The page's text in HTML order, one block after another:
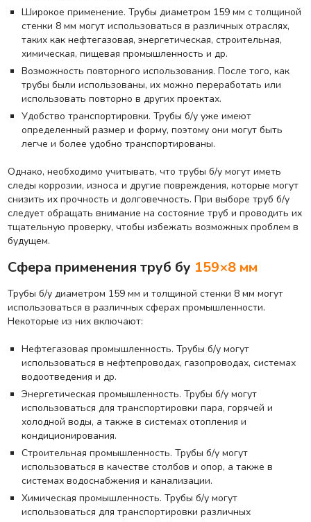
Широкое применение. Трубы диаметром 159 мм с толщиной
стенки 8 мм могут использоваться в различных отраслях,
таких как нефтегазовая, энергетическая, строительная,
химическая, пищевая промышленность и др.
Возможность повторного использования. После того, как
трубы были использованы, их можно переработать или
использовать повторно в других проектах.
Удобство транспортировки. Трубы б/у уже имеют
определенный размер и форму, поэтому они могут быть
легче и более удобно транспортированы.
Однако, необходимо учитывать, что трубы б/у могут иметь
следы коррозии, износа и другие повреждения, которые могут
снизить их прочность и долговечность. При выборе труб б/у
следует обращать внимание на состояние труб и проводить их
тщательную проверку, чтобы избежать возможных проблем в
будущем.
Сфера применения труб бу 159×8 мм
Трубы б/у диаметром 159 мм и толщиной стенки 8 мм могут
использоваться в различных сферах промышленности.
Некоторые из них включают:
Нефтегазовая промышленность. Трубы б/у могут
использоваться в нефтепроводах, газопроводах, системах
водоотведения и др.
Энергетическая промышленность. Трубы б/у могут
использоваться для транспортировки пара, горячей и
холодной воды, а также в системах отопления и
кондиционирования.
Строительная промышленность. Трубы б/у могут
использоваться в качестве столбов и опор, а также в
системах водоснабжения и канализации.
Химическая промышленность. Трубы б/у могут
использоваться для транспортировки различных